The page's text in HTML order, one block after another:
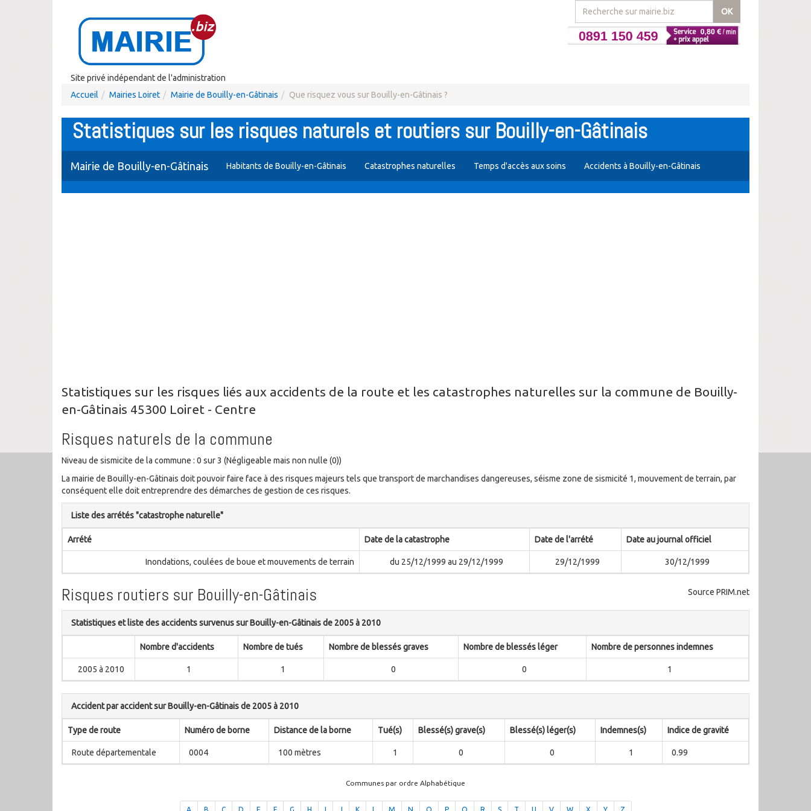
OK
Site privé indépendant de l'administration
Accueil
Mairies Loiret Mairie de Bouilly-en-Gâtinais Que risquez vous sur Bouilly-en-Gâtinais ?
Statistiques sur les risques naturels et routiers sur Bouilly-en-Gâtinais
Mairie de Bouilly-en-Gâtinais Habitants de Bouilly-en-Gâtinais Catastrophes naturelles Temps d'accès aux soins Accidents à Bouilly-en-Gâtinais
Statistiques sur les risques liés aux accidents de la route et les catastrophes naturelles sur la commune de Bouilly-
en-Gâtinais 45300 Loiret - Centre
Risques naturels de la commune
Niveau de sismicite de la commune : 0 sur 3 (Négligeable mais non nulle (0))
La mairie de Bouilly-en-Gâtinais doit pouvoir faire face à des risques majeurs tels que transport de marchandises dangereuses, séisme zone de sismicité 1, mouvement de terrain, par
conséquent elle doit entreprendre des démarches de gestion de ces risques.
Liste des arrétés "catastrophe naturelle"
Arrété Date de la catastrophe Date de l'arrété Date au journal officiel
Inondations, coulées de boue et mouvements de terrain du 25/12/1999 au 29/12/1999 29/12/1999 30/12/1999
Source PRIM.net
Risques routiers sur Bouilly-en-Gâtinais
Statistiques et liste des accidents survenus sur Bouilly-en-Gâtinais de 2005 à 2010
Nombre d'accidents Nombre de tués Nombre de blessés graves Nombre de blessés léger Nombre de personnes indemnes
2005 à 2010 1 1 0 0 1
Accident par accident sur Bouilly-en-Gâtinais de 2005 à 2010
Type de route Numéro de borne Distance de la borne Tué(s) Blessé(s) grave(s) Blessé(s) léger(s) Indemnes(s) Indice de gravité
Route départementale 0004 100 mètres 1 0 0 1 0.99
Communes par ordre Alphabétique